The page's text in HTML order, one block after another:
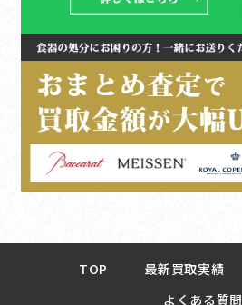
TOP 最新買取実績
よくある質問